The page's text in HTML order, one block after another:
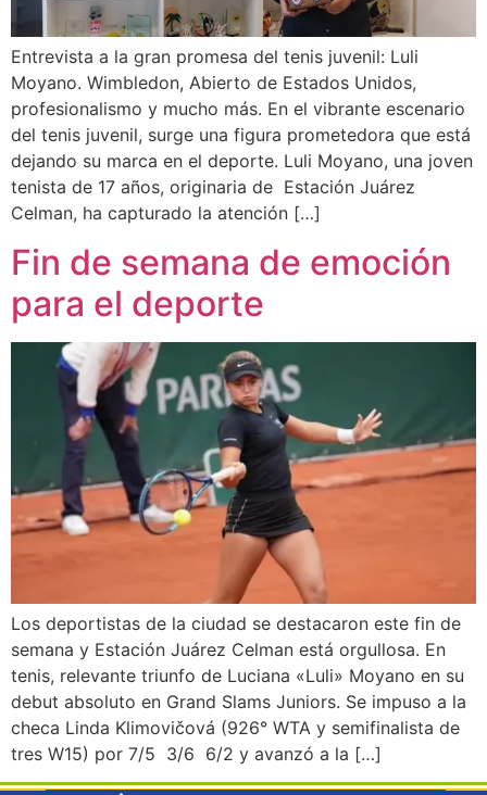
Entrevista a la gran promesa del tenis juvenil: Luli
Moyano. Wimbledon, Abierto de Estados Unidos,
profesionalismo y mucho más. En el vibrante escenario
del tenis juvenil, surge una figura prometedora que está
dejando su marca en el deporte. Luli Moyano, una joven
tenista de 17 años, originaria de Estación Juárez
Celman, ha capturado la atención […]
Fin de semana de emoción
para el deporte
Los deportistas de la ciudad se destacaron este fin de
semana y Estación Juárez Celman está orgullosa. En
tenis, relevante triunfo de Luciana «Luli» Moyano en su
debut absoluto en Grand Slams Juniors. Se impuso a la
checa Linda Klimovičová (926° WTA y semifinalista de
tres W15) por 7/5 3/6 6/2 y avanzó a la […]